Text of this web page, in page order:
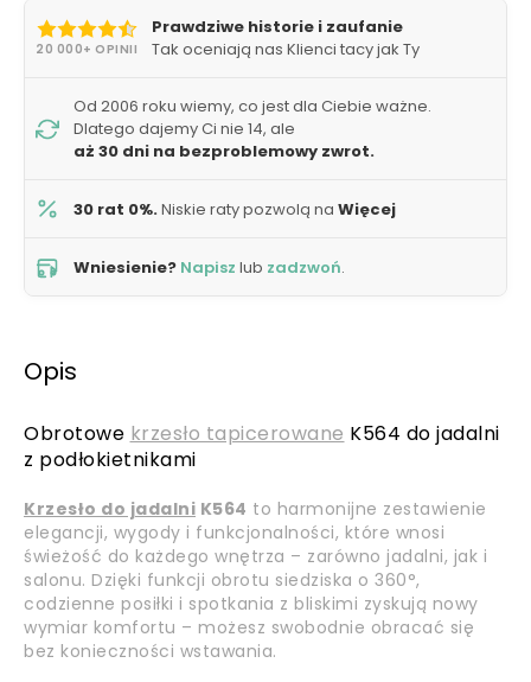
20 000+ OPINII
Prawdziwe historie i zaufanie
Tak oceniają nas Klienci tacy jak Ty
Od 2006 roku wiemy, co jest dla Ciebie ważne.
Dlatego dajemy Ci nie 14, ale
aż 30 dni na bezproblemowy zwrot.
30 rat 0%.Niskie raty pozwolą na Więcej
Wniesienie? Napisz lub zadzwoń.
Opis
Obrotowe krzesło tapicerowane K564 do jadalni
z podłokietnikami
Krzesło do jadalni K564 to harmonijne zestawienie
elegancji, wygody i funkcjonalności, które wnosi
świeżość do każdego wnętrza – zarówno jadalni, jak i
salonu. Dzięki funkcji obrotu siedziska o 360°,
codzienne posiłki i spotkania z bliskimi zyskują nowy
wymiar komfortu – możesz swobodnie obracać się
bez konieczności wstawania.